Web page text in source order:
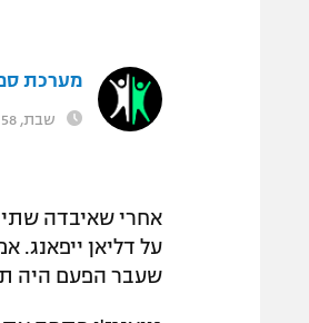
מערכת
שבת, 12:58, 09.03.19
על דליאן
שעבר הפעם היה תורה של